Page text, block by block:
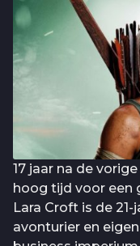
17 jaar na de
hoog tijd voor een
Lara Croft is de
avonturier en